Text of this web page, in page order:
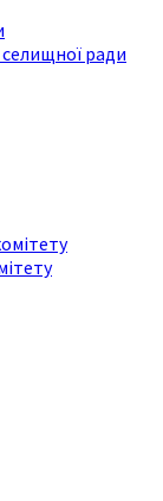
селищної ради